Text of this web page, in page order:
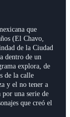
que
(El Chavo,
de la Ciudad
dentro de un
explora, de
de la calle
y el no tener a
una serie de
que creó el